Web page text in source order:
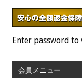
Enter password to
会員メニュー